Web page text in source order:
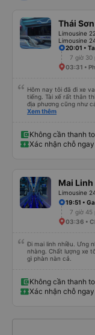
Thái Sơn
Limousine
Limousine
20:01 •
7 giờ 30
03:31 •
Hôm nay tôi đã đi xe
tiếng. Tài xế rất thân
địa phương cũng như
buýt ở nhiều vùng
gặp. Chúng tôi rất
Xem thêm
Không cần thanh
Xác nhận chỗ
Mai
Limousine
19:51 •
7 giờ 45
03:36 •
Đi mai linh nhiều. Ưng
nhàng. Chất lượng xe
gì phàn nàn cả.
Không cần thanh
Xác nhận chỗ